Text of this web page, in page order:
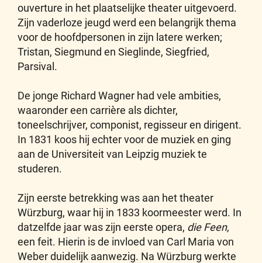
ouverture in het plaatselijke theater uitgevoerd.
Zijn vaderloze jeugd werd een belangrijk thema
voor de hoofdpersonen in zijn latere werken;
Tristan, Siegmund en Sieglinde, Siegfried,
Parsival.
De jonge Richard Wagner had vele ambities,
waaronder een carrière als dichter,
toneelschrijver, componist, regisseur en dirigent.
In 1831 koos hij echter voor de muziek en ging
aan de Universiteit van Leipzig muziek te
studeren.
Zijn eerste betrekking was aan het theater
Würzburg, waar hij in 1833 koormeester werd. In
datzelfde jaar was zijn eerste opera, die Feen,
een feit. Hierin is de invloed van Carl Maria von
Weber duidelijk aanwezig. Na Würzburg werkte